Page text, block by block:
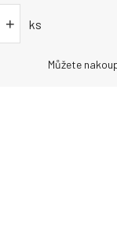
+ ks
Můžete